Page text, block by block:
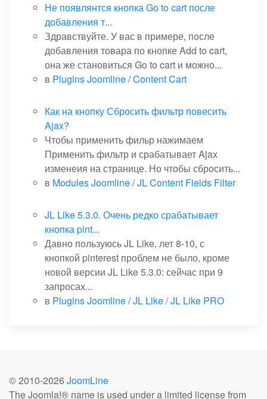
Не появлянтся кнопка Go to cart после
добавления т...
Здравствуйте. У вас в примере, после
добавления товара по кнопке Add to cart,
она же становиться Go to cart и можно...
в Plugins Joomline/Content Cart
Как на кнопку Сбросить фильтр повесить
Ajax?
Чтобы применить фильр нажимаем
Применить фильтр и срабатывает Ajax
изменеия на странице. Но чтобы сбросить...
в Modules Joomline/JL Content Fields Filter
JL Like 5.3.0. Очень редко срабатывает
кнопка pint...
Давно пользуюсь JL Like, лет 8-10, с
кнопкой pinterest проблем не было, кроме
новой версии JL Like 5.3.0: сейчас при 9
запросах...
в Plugins Joomline/JL Like / JL Like PRO
© 2010-2026 JoomLine
The Joomla!® name is used under a limited license from